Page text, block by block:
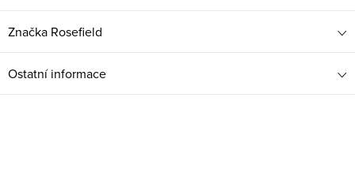
Značka Rosefield
Ostatní informace